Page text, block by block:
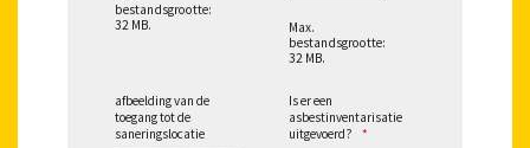
bestandsgrootte:
32 MB.
Max.
bestandsgrootte:
32 MB.
afbeelding van de
toegang tot de
saneringslocatie
Is er een
asbestinventarisatie
uitgevoerd?
*